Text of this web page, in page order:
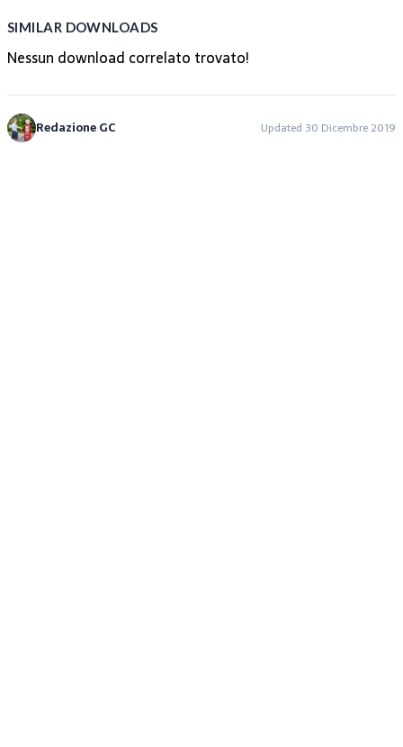
SIMILAR DOWNLOADS
Nessun download correlato trovato!
Redazione GC Updated 30 Dicembre 2019